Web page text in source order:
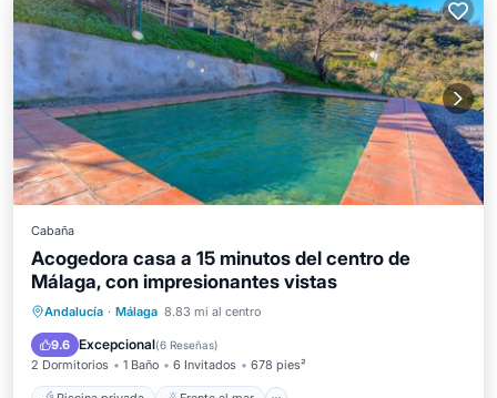
Cabaña
Acogedora casa a 15 minutos del centro de
Málaga, con impresionantes vistas
Andalucía · Málaga 8.83 mi al centro
9.6 Excepcional(6 Reseñas)
2 Dormitorios 1 Baño 6 Invitados 678 pies²
Piscina privada
Frente al mar
Aparcamiento